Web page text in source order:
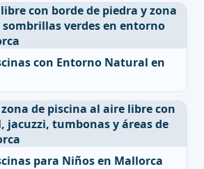
con Entorno Natural en
para Niños en Mallorca